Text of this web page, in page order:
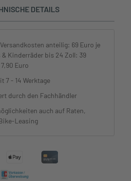
DETAILS
anteilig: 69 Euro je
& Kinderräder bis 24 Zoll: 39
Euro
7 - 14 Werktage
durch den Fachhändler
auch auf Raten,
Leasing